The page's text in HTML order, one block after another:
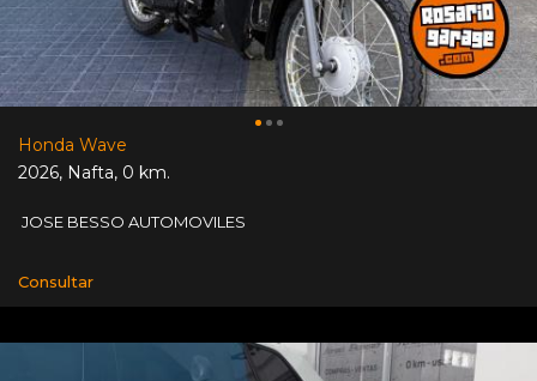
Honda Wave
2026, Nafta, 0 km.
JOSE BESSO AUTOMOVILES
Consultar